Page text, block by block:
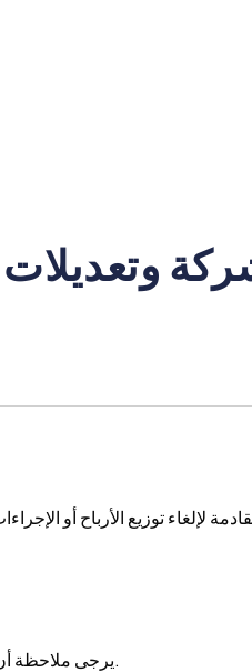
لإلغاء توزيع الأرباح أو
يرجى ملاحظة أن مبالغ الأرباح أو تعديل الأسعار المدرجة مقدمة للرجوع إليها من قبل مزود السيولة فقط. هذه الأرقام قابلة للتغيير.